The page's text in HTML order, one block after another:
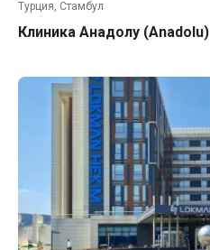
Турция, Стамбул
Клиника Анадолу (Anadolu)